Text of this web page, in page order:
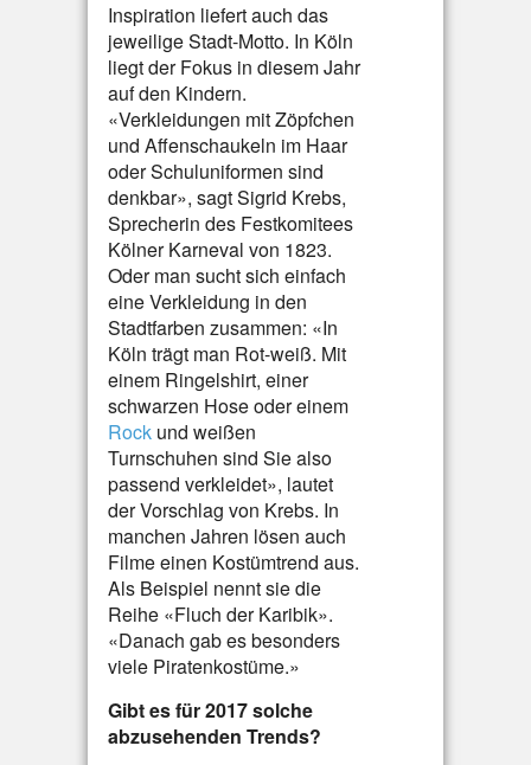
Inspiration liefert auch das
jeweilige Stadt-Motto. In Köln
liegt der Fokus in diesem Jahr
auf den Kindern.
«Verkleidungen mit Zöpfchen
und Affenschaukeln im Haar
oder Schuluniformen sind
denkbar», sagt Sigrid Krebs,
Sprecherin des Festkomitees
Kölner Karneval von 1823.
Oder man sucht sich einfach
eine Verkleidung in den
Stadtfarben zusammen: «In
Köln trägt man Rot-weiß. Mit
einem Ringelshirt, einer
schwarzen Hose oder einem
Rock und weißen
Turnschuhen sind Sie also
passend verkleidet», lautet
der Vorschlag von Krebs. In
manchen Jahren lösen auch
Filme einen Kostümtrend aus.
Als Beispiel nennt sie die
Reihe «Fluch der Karibik».
«Danach gab es besonders
viele Piratenkostüme.»
Gibt es für 2017 solche
abzusehenden Trends?